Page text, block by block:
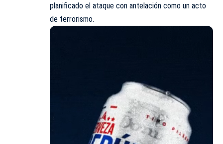
planificado el ataque con antelación como un acto
de terrorismo.